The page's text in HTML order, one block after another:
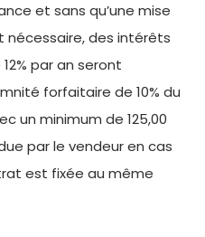
et sans qu’une mise
nécessaire, des intérêts
par an seront
forfaitaire de 10% du
un minimum de 125,00
par le vendeur en cas
est fixée au même